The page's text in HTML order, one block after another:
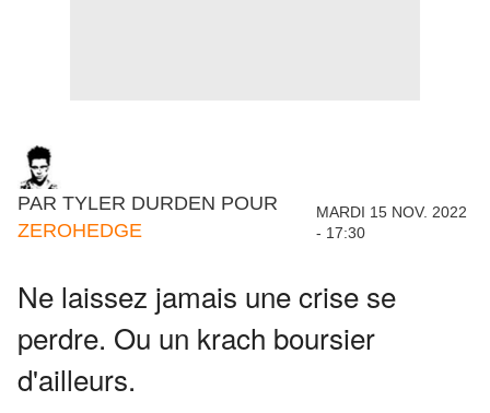
PAR TYLER DURDEN POUR
ZEROHEDGE
MARDI 15 NOV. 2022
- 17:30
Ne laissez jamais une crise se
perdre. Ou un krach boursier
d'ailleurs.